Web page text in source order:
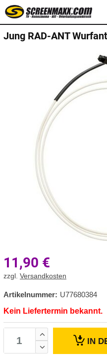
Jung RAD-ANT
11,90 €
zzgl. Versandkosten
Artikelnummer: U77680384
Kein Liefertermin bekannt.
IN